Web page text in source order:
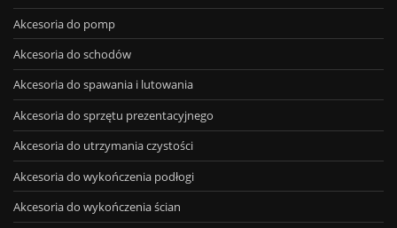
Akcesoria do pomp
Akcesoria do schodów
Akcesoria do spawania i lutowania
Akcesoria do sprzętu prezentacyjnego
Akcesoria do utrzymania czystości
Akcesoria do wykończenia podłogi
Akcesoria do wykończenia ścian